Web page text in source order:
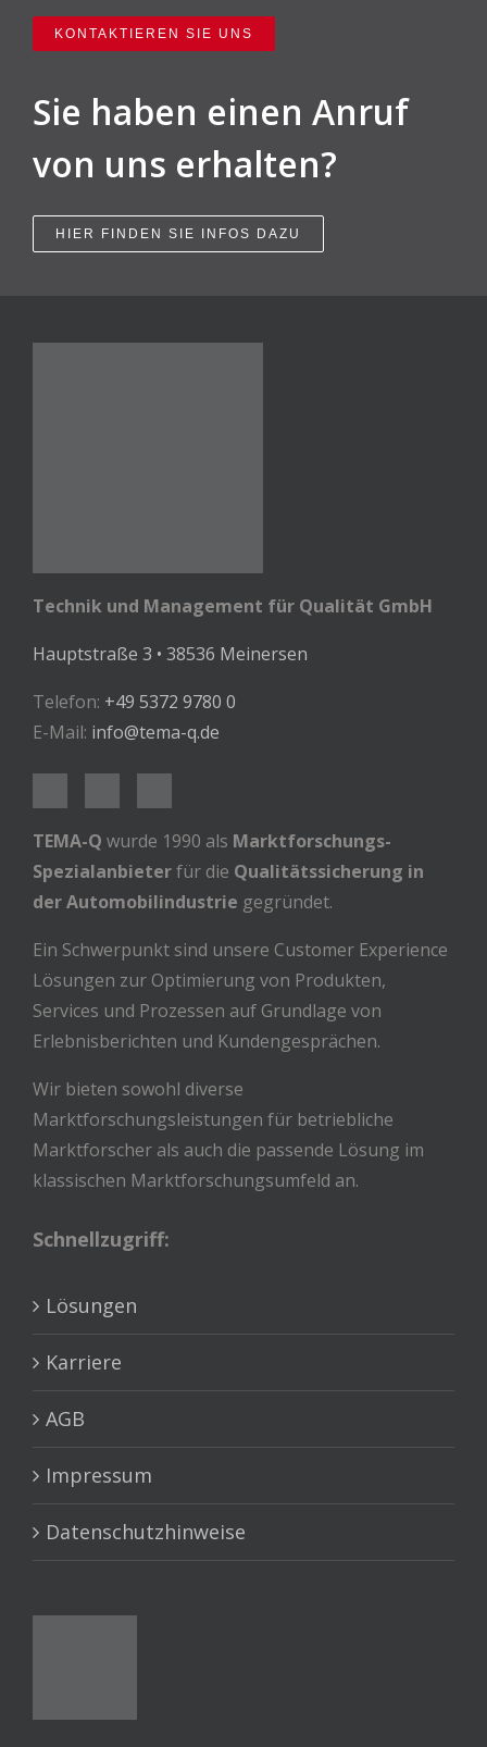
KONTAKTIEREN SIE UNS
Sie haben einen Anruf
von uns erhalten?
HIER FINDEN SIE INFOS DAZU
Technik und Management für Qualität GmbH
Hauptstraße 3 • 38536 Meinersen
Telefon: +49 5372 9780 0
E-Mail: info@tema-q.de
TEMA-Q wurde 1990 als Marktforschungs-
Spezialanbieterfür die Qualitätssicherung in
der Automobilindustrie gegründet.
Ein Schwerpunkt sind unsere Customer Experience
Lösungen zur Optimierung von Produkten,
Services und Prozessen auf Grundlage von
Erlebnisberichten und Kundengesprächen.
Wir bieten sowohl diverse
Marktforschungsleistungen für betriebliche
Marktforscher als auch die passende Lösung im
klassischen Marktforschungsumfeld an.
Schnellzugriff:
Lösungen
Karriere
AGB
Impressum
Datenschutzhinweise